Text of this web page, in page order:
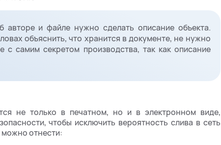
авторе и файле нужно сделать описание объекта.
объяснить, что хранится в документе, не нужно
с самим секретом производства, так как описание
не только в печатном, но и в электронном виде,
чтобы исключить вероятность слива в сеть
отнести: